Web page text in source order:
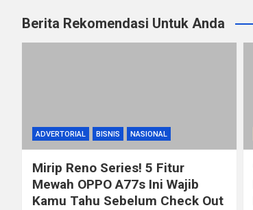
Berita Rekomendasi Untuk Anda
ADVERTORIAL BISNIS NASIONAL
Mirip Reno Series! 5 Fitur
Mewah OPPO A77s Ini Wajib
Kamu Tahu Sebelum Check Out